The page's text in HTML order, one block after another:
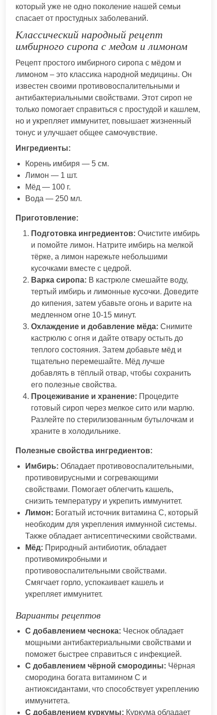
который уже не одно поколение нашей семьи
спасает от простудных заболеваний.
Классический народный рецепт
имбирного сиропа с медом и лимоном
Рецепт простого имбирного сиропа с мёдом и
лимоном – это классика народной медицины. Он
известен своими противовоспалительными и
антибактериальными свойствами. Этот сироп не
только помогает справиться с простудой и кашлем,
но и укрепляет иммунитет, повышает жизненный
тонус и улучшает общее самочувствие.
Ингредиенты:
Корень имбиря — 5 см.
Лимон — 1 шт.
Мёд — 100 г.
Вода — 250 мл.
Приготовление:
Подготовка ингредиентов: Очистите имбирь
и помойте лимон. Натрите имбирь на мелкой
тёрке, а лимон нарежьте небольшими
кусочками вместе с цедрой.
Варка сиропа: В кастрюле смешайте воду,
тертый имбирь и лимонные кусочки. Доведите
до кипения, затем убавьте огонь и варите на
медленном огне 10-15 минут.
Охлаждение и добавление мёда: Снимите
кастрюлю с огня и дайте отвару остыть до
теплого состояния. Затем добавьте мёд и
тщательно перемешайте. Мёд лучше
добавлять в тёплый отвар, чтобы сохранить
его полезные свойства.
Процеживание и хранение: Процедите
готовый сироп через мелкое сито или марлю.
Разлейте по стерилизованным бутылочкам и
храните в холодильнике.
Полезные свойства ингредиентов:
Имбирь: Обладает противовоспалительными,
противовирусными и согревающими
свойствами. Помогает облегчить кашель,
снизить температуру и укрепить иммунитет.
Лимон: Богатый источник витамина C, который
необходим для укрепления иммунной системы.
Также обладает антисептическими свойствами.
Мёд: Природный антибиотик, обладает
противомикробными и
противовоспалительными свойствами.
Смягчает горло, успокаивает кашель и
укрепляет иммунитет.
Варианты рецептов
С добавлением чеснока: Чеснок обладает
мощными антибактериальными свойствами и
поможет быстрее справиться с инфекцией.
С добавлением чёрной смородины: Чёрная
смородина богата витамином C и
антиоксидантами, что способствует укреплению
иммунитета.
С добавлением куркумы: Куркума обладает